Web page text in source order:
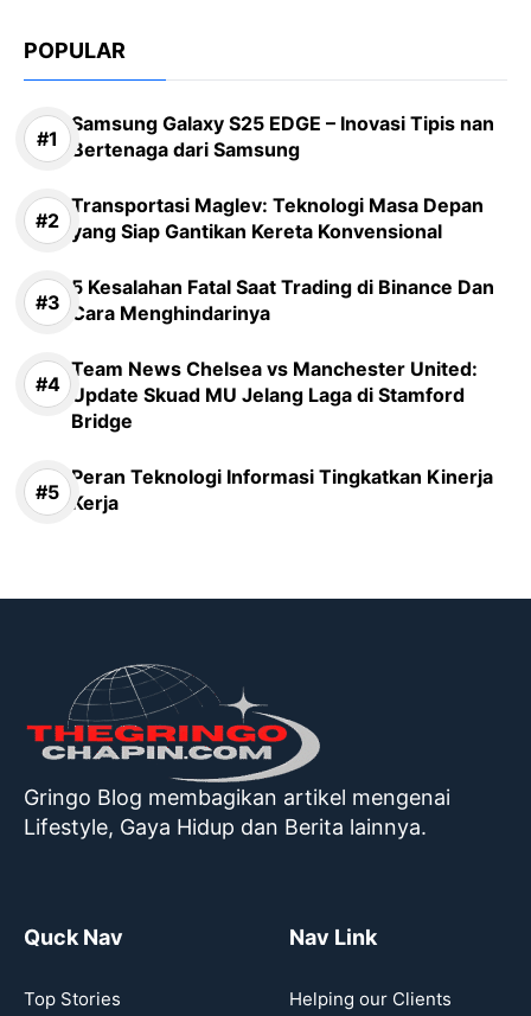
POPULAR
Samsung Galaxy S25 EDGE – Inovasi Tipis nan
Bertenaga dari Samsung
Transportasi Maglev: Teknologi Masa Depan
yang Siap Gantikan Kereta Konvensional
5 Kesalahan Fatal Saat Trading di Binance Dan
Cara Menghindarinya
Team News Chelsea vs Manchester United:
Update Skuad MU Jelang Laga di Stamford
Bridge
Peran Teknologi Informasi Tingkatkan Kinerja
Kerja
Gringo Blog membagikan artikel mengenai
Lifestyle, Gaya Hidup dan Berita lainnya.
Quck Nav
Top Stories
Nav Link
Helping our Clients